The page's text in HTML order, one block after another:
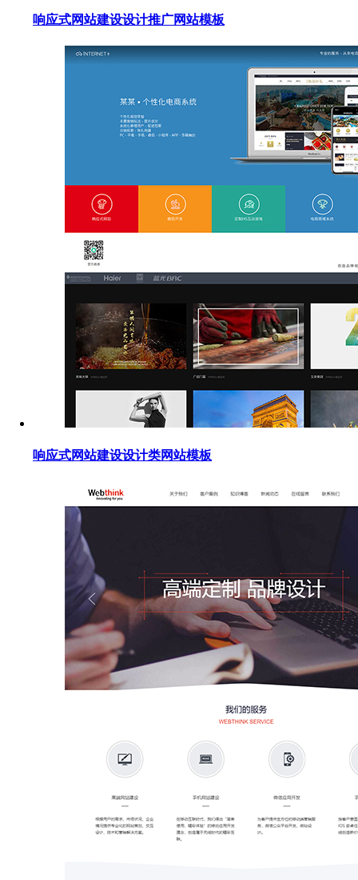
响应式网站建设设计推广网站模板
响应式网站建设设计类网站模板